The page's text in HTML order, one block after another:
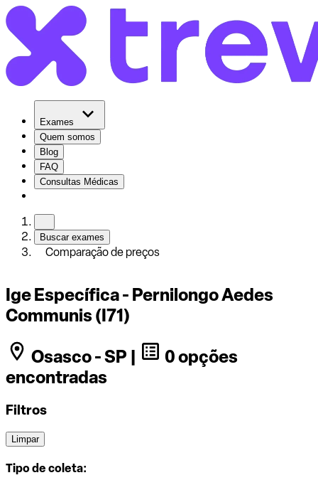
Exames
Quem somos
Blog
FAQ
Consultas Médicas
Buscar exames
Comparação de preços
Ige Específica - Pernilongo Aedes
Communis (I71)
Osasco - SP |
0 opções
encontradas
Filtros
Limpar
Tipo de coleta: